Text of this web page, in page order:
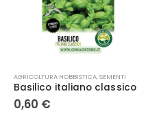
AGRICOLTURA HOBBISTICA,SEMENTI
Basilico italiano classico
0,60 €